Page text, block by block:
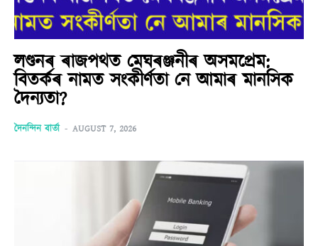
লণ্ডনৰ ৰাজপথত মেঘৰঞ্জনীৰ অসমপ্ৰেম:
বিতৰ্কৰ নামত সংকীৰ্ণতা নে আমাৰ মানসিক
দৈন্যতা?
দৈনন্দিন বাৰ্তা - AUGUST 7, 2026